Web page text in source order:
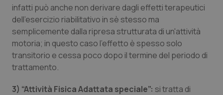
infatti può anche non derivare dagli effetti terapeutici
dell'esercizio riabilitativo in sè stesso ma
semplicemente dalla ripresa strutturata di un'attività
motoria; in questo caso l’effetto è spesso solo
transitorio e cessa poco dopo il termine del periodo di
trattamento.
3) “Attività Fisica Adattata speciale”: si tratta di